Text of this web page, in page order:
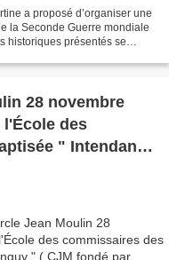
a proposé d’organiser une
la Seconde Guerre mondiale
historiques présentés se
28 novembre
l'École des
" Intendant